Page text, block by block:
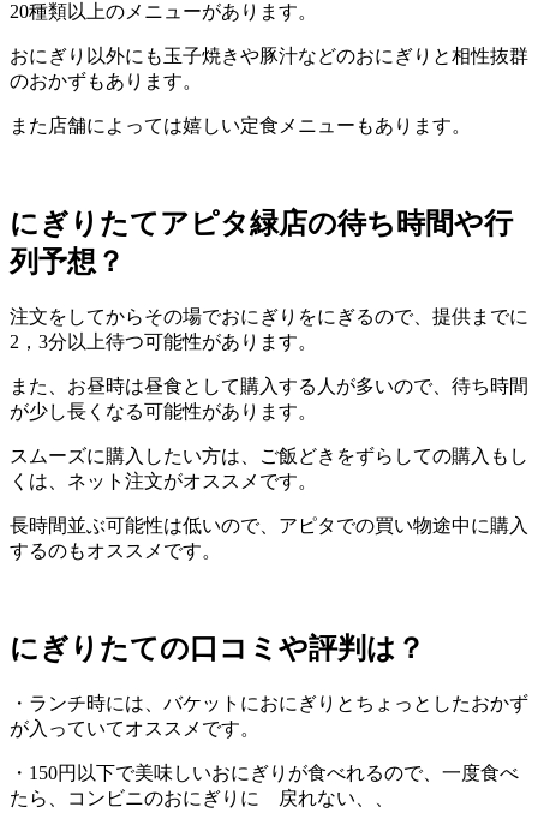
20種類以上のメニューがあります。
おにぎり以外にも玉子焼きや豚汁などのおにぎりと相性抜群
のおかずもあります。
また店舗によっては嬉しい定食メニューもあります。
にぎりたてアピタ緑店の待ち時間や行
列予想？
注文をしてからその場でおにぎりをにぎるので、提供までに
2，3分以上待つ可能性があります。
また、お昼時は昼食として購入する人が多いので、待ち時間
が少し長くなる可能性があります。
スムーズに購入したい方は、ご飯どきをずらしての購入もし
くは、ネット注文がオススメです。
長時間並ぶ可能性は低いので、アピタでの買い物途中に購入
するのもオススメです。
にぎりたての口コミや評判は？
・ランチ時には、バケットにおにぎりとちょっとしたおかず
が入っていてオススメです。
・150円以下で美味しいおにぎりが食べれるので、一度食べ
たら、コンビニのおにぎりに 戻れない、、